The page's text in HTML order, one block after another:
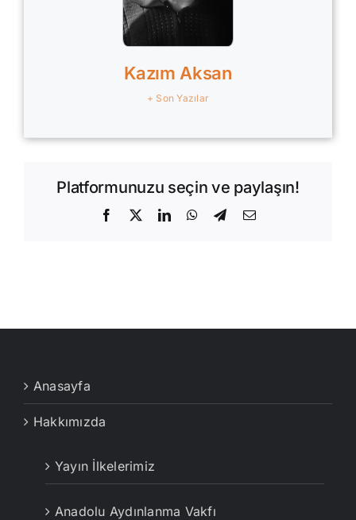
Kazım Aksan
+ Son Yazılar
Platformunuzu seçin ve paylaşın!
Facebook
X LinkedInWhatsApp
Telegram
E-
Anasayfa
Hakkımızda
Yayın İlkelerimiz
Anadolu Aydınlanma Vakfı